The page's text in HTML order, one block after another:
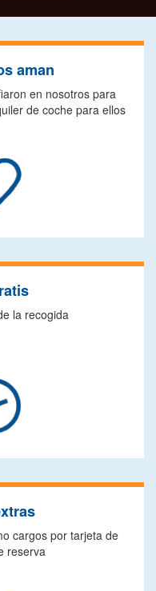
aman
en nosotros para
de coche para ellos
la recogida
cargos por tarjeta de
reserva